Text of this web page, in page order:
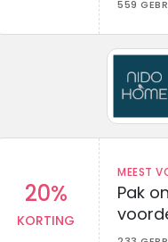
559
20%
KORTING
MEEST
Pak